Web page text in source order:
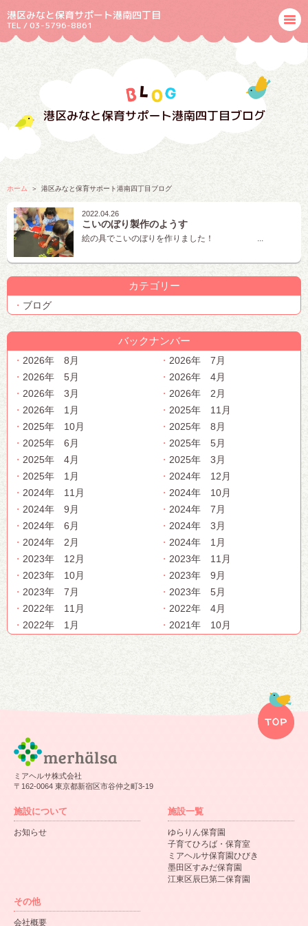
港区みなと保育サポート港南四丁目
TEL / 03-5796-8861
港区みなと保育サポート港南四丁目ブログ
ホーム 港区みなと保育サポート港南四丁目ブログ
2022.04.26
こいのぼり製作のようす
絵の具でこいのぼりを作りました！ ...
カテゴリー
ブログ
バックナンバー
2026年 8月
2026年 7月
2026年 5月
2026年 4月
2026年 3月
2026年 2月
2026年 1月
2025年 11月
2025年 10月
2025年 8月
2025年 6月
2025年 5月
2025年 4月
2025年 3月
2025年 1月
2024年 12月
2024年 11月
2024年 10月
2024年 9月
2024年 7月
2024年 6月
2024年 3月
2024年 2月
2024年 1月
2023年 12月
2023年 11月
2023年 10月
2023年 9月
2023年 7月
2023年 5月
2022年 11月
2022年 4月
2022年 1月
2021年 10月
ミアヘルサ株式会社
〒162-0064 東京都新宿区市谷仲之町3-19
施設について
お知らせ
施設一覧
ゆらりん保育園
子育てひろば・保育室
ミアヘルサ保育園ひびき
墨田区すみだ保育園
江東区辰巳第二保育園
その他
会社概要